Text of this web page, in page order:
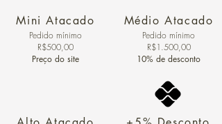
Mini Atacado
Pedido ​mínimo
R$500,00
Preço do site
Médio Atacado
Pedido mínimo
R$1.500,00
10% de desconto